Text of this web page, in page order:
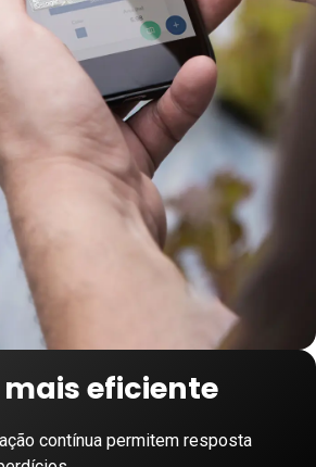
eficiente
contínua permitem resposta